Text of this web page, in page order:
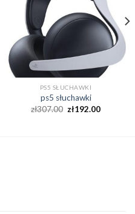
PS5 SŁUCHAWKI
ps5 słuchawki
zł307.00 zł192.00